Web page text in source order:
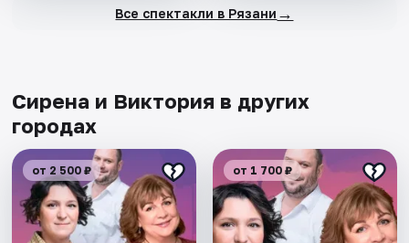
Все спектакли в Рязани →
Сирена и Виктория в других
городах
от 2 500 ₽ от 1 700 ₽